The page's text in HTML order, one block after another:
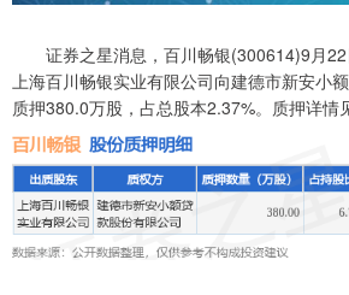
证券之星消息，百川畅银(300614)9月22
上海百川畅银实业有限公司向建德市新安小
质押380.0万股，占总股本2.37%。质押详情